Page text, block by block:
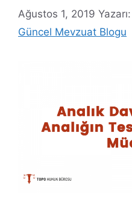
Ağustos 1, 2019 Yazarı:
Güncel Mevzuat Blogu